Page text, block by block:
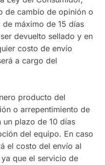
de cambio de opinión o
máximo de 15 días
devuelto sellado y en
costo de envío
a cargo del
producto del
o arrepentimiento de
un plazo de 10 días
del equipo. En caso
el costo del envío al
que el servicio de